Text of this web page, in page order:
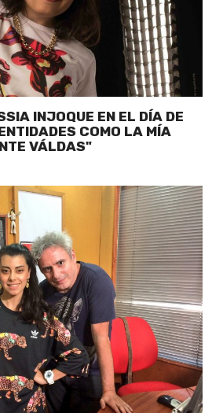
INJOQUE EN EL DÍA DE
COMO LA MÍA
VÁLDAS"